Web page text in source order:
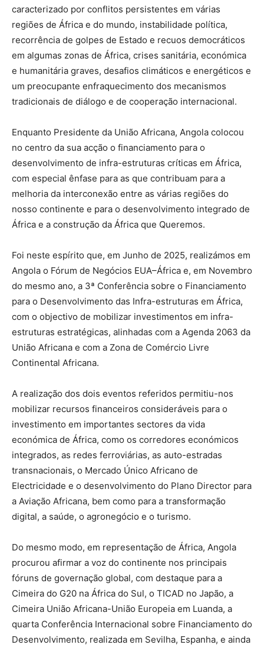
caracterizado por conflitos persistentes em várias
regiões de África e do mundo, instabilidade política,
recorrência de golpes de Estado e recuos democráticos
em algumas zonas de África, crises sanitária, económica
e humanitária graves, desafios climáticos e energéticos e
um preocupante enfraquecimento dos mecanismos
tradicionais de diálogo e de cooperação internacional.
Enquanto Presidente da União Africana, Angola colocou
no centro da sua acção o financiamento para o
desenvolvimento de infra-estruturas críticas em África,
com especial ênfase para as que contribuam para a
melhoria da interconexão entre as várias regiões do
nosso continente e para o desenvolvimento integrado de
África e a construção da África que Queremos.
Foi neste espírito que, em Junho de 2025, realizámos em
Angola o Fórum de Negócios EUA–África e, em Novembro
do mesmo ano, a 3ª Conferência sobre o Financiamento
para o Desenvolvimento das Infra-estruturas em África,
com o objectivo de mobilizar investimentos em infra-
estruturas estratégicas, alinhadas com a Agenda 2063 da
União Africana e com a Zona de Comércio Livre
Continental Africana.
A realização dos dois eventos referidos permitiu-nos
mobilizar recursos financeiros consideráveis para o
investimento em importantes sectores da vida
económica de África, como os corredores económicos
integrados, as redes ferroviárias, as auto-estradas
transnacionais, o Mercado Único Africano de
Electricidade e o desenvolvimento do Plano Director para
a Aviação Africana, bem como para a transformação
digital, a saúde, o agronegócio e o turismo.
Do mesmo modo, em representação de África, Angola
procurou afirmar a voz do continente nos principais
fóruns de governação global, com destaque para a
Cimeira do G20 na África do Sul, o TICAD no Japão, a
Cimeira União Africana-União Europeia em Luanda, a
quarta Conferência Internacional sobre Financiamento do
Desenvolvimento, realizada em Sevilha, Espanha, e ainda